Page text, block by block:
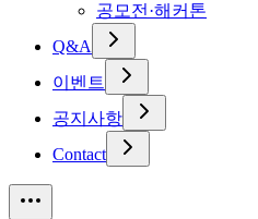
공모전·해커톤
Q&A
이벤트
공지사항
Contact